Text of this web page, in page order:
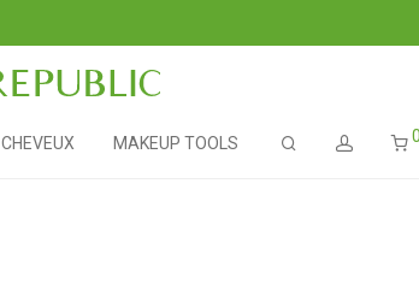
CHEVEUX MAKEUP TOOLS 0